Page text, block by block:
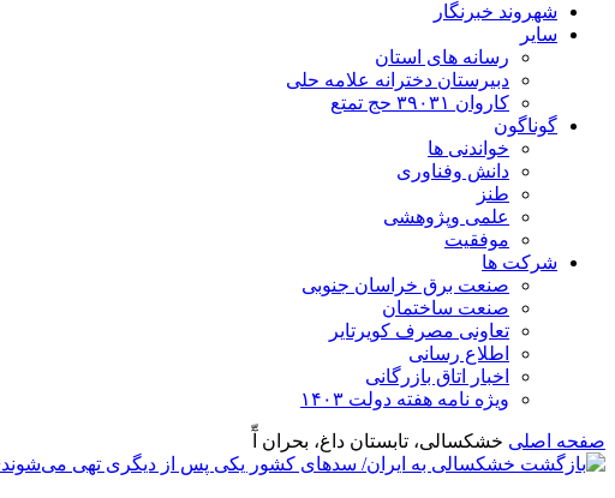
شهروند خبرنگار
سایر
رسانه های استان
دبیرستان دخترانه علامه حلی
کاروان ۳۹۰۳۱ حج تمتع
گوناگون
خواندنی ها
دانش وفناوری
طنز
علمی وپژوهشی
موفقیت
شرکت ها
صنعت برق خراسان جنوبی
صنعت ساختمان
تعاونی مصرف کویرتایر
اطلاع رسانی
اخبار اتاق بازرگانی
ویژه نامه هفته دولت ۱۴۰۳
صفحه اصلی خشکسالی، تابستان داغ، بحران آّ